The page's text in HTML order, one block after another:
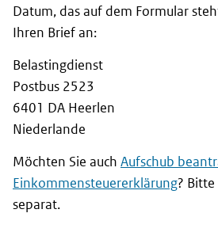
Datum, das auf dem Formular
Ihren Brief an:
Belastingdienst
Postbus 2523
6401 DA Heerlen
Niederlande
Möchten Sie auch Aufschub
Einkommensteuererklärung?
separat.